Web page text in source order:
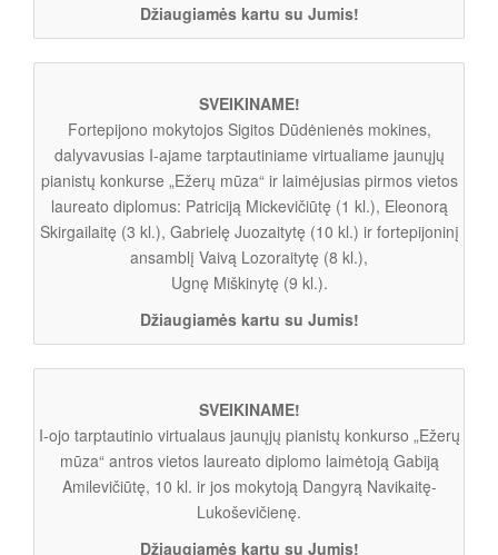
Džiaugiamės kartu su Jumis!
SVEIKINAME!
Fortepijono mokytojos Sigitos Dūdėnienės mokines,
dalyvavusias I-ajame tarptautiniame virtualiame jaunųjų
pianistų konkurse „Ežerų mūza“ ir laimėjusias pirmos vietos
laureato diplomus: Patriciją Mickevičiūtę (1 kl.), Eleonorą
Skirgailaitę (3 kl.), Gabrielę Juozaitytę (10 kl.) ir fortepijoninį
ansamblį Vaivą Lozoraitytę (8 kl.),
Ugnę Miškinytę (9 kl.).
Džiaugiamės kartu su Jumis!
SVEIKINAME!
I-ojo tarptautinio virtualaus jaunųjų pianistų konkurso „Ežerų
mūza“ antros vietos laureato diplomo laimėtoją Gabiją
Amilevičiūtę, 10 kl. ir jos mokytoją Dangyrą Navikaitę-
Lukoševičienę.
Džiaugiamės kartu su Jumis!